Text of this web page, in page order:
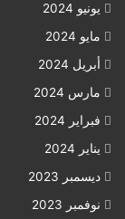
يونيو 2024
مايو 2024
أبريل 2024
مارس 2024
فبراير 2024
يناير 2024
ديسمبر 2023
نوفمبر 2023